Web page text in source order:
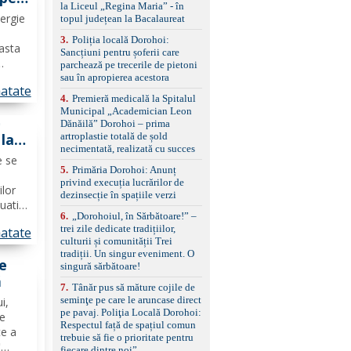
se
a
panoramică, geamuri
spate fumurii Carlig de
remorcare Bonus: -
Covorașe textile montate
pe mașină. -Ofer și un
set de covorașe din
împreună cu un set de
anvelope de iarnă.
la Liceul „Regina Maria” - în
topul județean la Bacalaureat
3. Poliția locală Dorohoi:
Sancțiuni pentru șoferii care
parchează pe trecerile de pietoni
sau în apropierea acestora
4. Premieră medicală la Spitalul
Municipal „Academician Leon
Dănăilă” Dorohoi – prima
artroplastie totală de șold
necimentată, realizată cu succes
5. Primăria Dorohoi: Anunț
privind execuția lucrărilor de
dezinsecție în spațiile verzi
6.
„Dorohoiul, în Sărbătoare!” –
trei zile dedicate tradițiilor,
culturii și comunității Trei
tradiții. Un singur eveniment. O
singură sărbătoare!
7. Tânăr pus să măture cojile de
seminţe pe care le aruncase direct
pe pavaj. Poliţia Locală Dorohoi:
Respectul față de spațiul comun
trebuie să fie o prioritate pentru